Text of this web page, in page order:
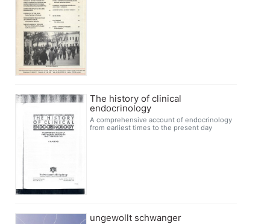
The history of clinical
endocrinology
A comprehensive account of endocrinology
from earliest times to the present day
ungewollt schwanger